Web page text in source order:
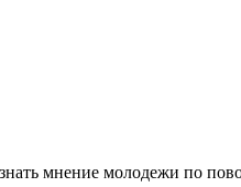
мнение молодежи по